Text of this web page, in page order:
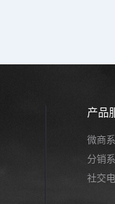
产品
微商
分销
社交